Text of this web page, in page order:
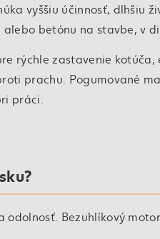
vyššiu účinnosť, dlhšiu
betónu na stavbe, v
rýchle zastavenie
prachu. Pogumované
práci.
odolnosť. Bezuhlíkový